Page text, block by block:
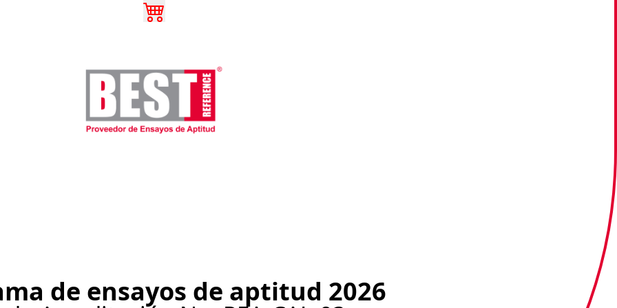
de ensayos de aptitud 2026